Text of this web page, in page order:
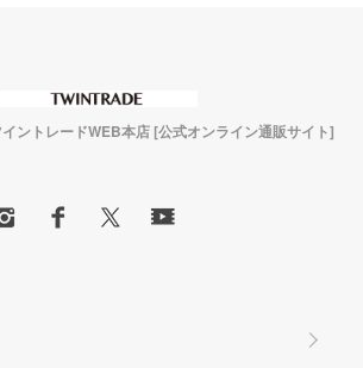
ントレードWEB本店 [公式オンライン通販サイト]